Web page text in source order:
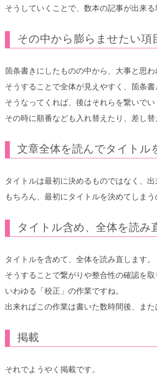
そうしていくことで、数本の記事が出来る
その中から膨らませたい項
箇条書きにしたものの中から、大事と思
そうすることで全体が見えやすく、箇条
そうなってくれば、後はそれらを繋いでい
その時に順番なども入れ替えたり、差し
文章全体を読んでタイトル
タイトルは最初に決めるものではなく、出
もちろん、最初にタイトルを決めてしま
タイトル含め、全体を読み
タイトルを含めて、全体を読み直します。
そうすることで繋がりや整合性の確認を
いわゆる「校正」の作業ですね。
出来ればこの作業は書いた数時間後、また
掲載
それでようやく掲載です。